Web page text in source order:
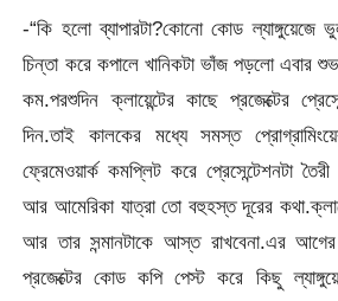
-“কি হলো ব্যাপারটা?কোনো কোড ল্যাঙ্গুয়েজে
চিন্তা করে কপালে খানিকটা ভাঁজ পড়লো এবার
কম.পরশুদিন ক্লায়েন্টের কাছে প্রজেক্টের
দিন.তাই কালকের মধ্যে সমস্ত
ফ্রেমেওয়ার্ক কমপ্লিট করে প্রেসেন্টেশনটা
আর আমেরিকা যাত্রা তো বহুহস্ত দূরের
আর তার সন্মানটাকে আস্ত রাখবেনা.এর আগের
প্রজেক্টের কোড কপি পেস্ট করে কিছু